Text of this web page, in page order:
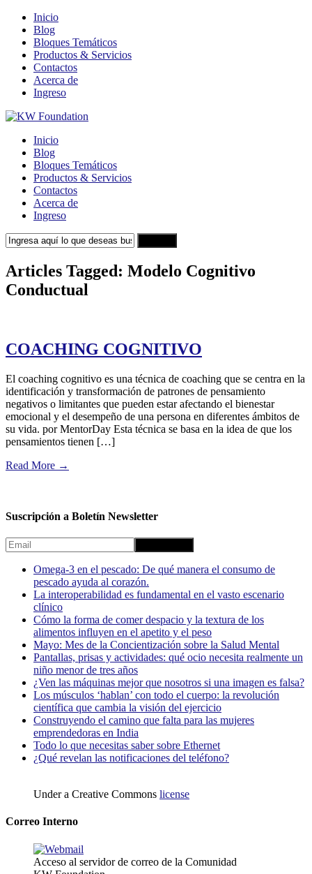
Inicio
Blog
Bloques Temáticos
Productos & Servicios
Contactos
Acerca de
Ingreso
Inicio
Blog
Bloques Temáticos
Productos & Servicios
Contactos
Acerca de
Ingreso
Articles Tagged: Modelo Cognitivo
Conductual
COACHING COGNITIVO
El coaching cognitivo es una técnica de coaching que se centra en la
identificación y transformación de patrones de pensamiento
negativos o limitantes que pueden estar afectando el bienestar
emocional y el desempeño de una persona en diferentes ámbitos de
su vida. por MentorDay Esta técnica se basa en la idea de que los
pensamientos tienen […]
Read More →
Suscripción a Boletín Newsletter
Omega-3 en el pescado: De qué manera el consumo de
pescado ayuda al corazón.
La interoperabilidad es fundamental en el vasto escenario
clínico
Cómo la forma de comer despacio y la textura de los
alimentos influyen en el apetito y el peso
Mayo: Mes de la Concientización sobre la Salud Mental
Pantallas, prisas y actividades: qué ocio necesita realmente un
niño menor de tres años
¿Ven las máquinas mejor que nosotros si una imagen es falsa?
Los músculos ‘hablan’ con todo el cuerpo: la revolución
científica que cambia la visión del ejercicio
Construyendo el camino que falta para las mujeres
emprendedoras en India
Todo lo que necesitas saber sobre Ethernet
¿Qué revelan las notificaciones del teléfono?
Under a Creative Commons license
Correo Interno
Acceso al servidor de correo de la Comunidad